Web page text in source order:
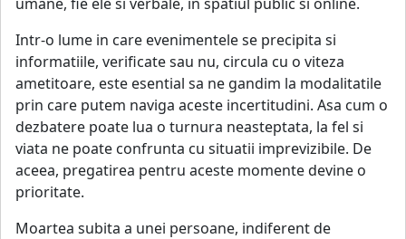
Intr-o lume in care evenimentele se precipita si
informatiile, verificate sau nu, circula cu o viteza
ametitoare, este esential sa ne gandim la modalitatile
prin care putem naviga aceste incertitudini. Asa cum o
dezbatere poate lua o turnura neasteptata, la fel si
viata ne poate confrunta cu situatii imprevizibile. De
aceea, pregatirea pentru aceste momente devine o
prioritate.
Moartea subita a unei persoane, indiferent de